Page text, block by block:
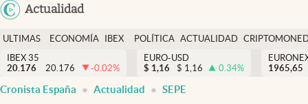
USA
Actualidad
Política
Actualidad
Criptomonedas
España
ULTIMAS
NOTICIAS
ECONOMÍA
FINANZAS
IBEX
EURO
POLÍTICA ACTUALIDAD
IBEX 35
20.176
20.176 -0.02%
EURO-USD
$ 1,16 $ 1,16 0.34%
1965,65
Cronista España Actualidad SEPE